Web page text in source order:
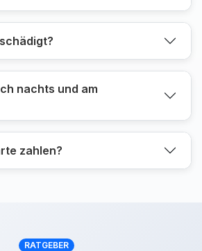
nachts und am
zahlen?
RATGEBER